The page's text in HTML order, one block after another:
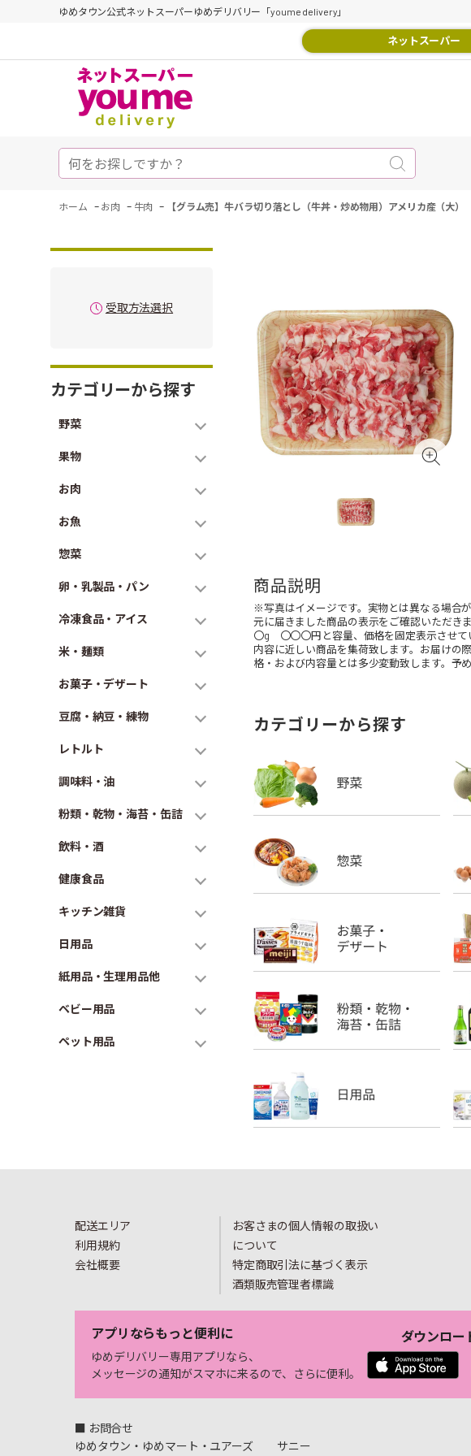
ゆめタウン公式ネットスーパーゆめデリバリー「youme delivery」
ネットスーパー
ホーム - お肉 - 牛肉 - 【グラム売】牛バラ切り落とし（牛丼・炒め物用）アメリカ産（大
受取方法選択
カテゴリーから探す
野菜
果物
お肉
お魚
惣菜
卵・乳製品・パン
冷凍食品・アイス
米・麺類
お菓子・デザート
豆腐・納豆・練物
レトルト
調味料・油
粉類・乾物・海苔・缶詰
飲料・酒
健康食品
キッチン雑貨
日用品
紙用品・生理用品他
ベビー用品
ペット用品
商品説明
※写真はイメージです。実物とは異なる場合
元に届きました商品の表示をご確認いただき
〇g 〇〇〇円と容量、価格を固定表示させて
内容に近しい商品を集荷致します。お届けの
格・および内容量とは多少変動致します。予
カテゴリーから探す
配送エリア
利用規約
会社概要
お客さまの個人情報の取扱い
について
特定商取引法に基づく表示
酒類販売管理者標識
アプリならもっと便利に
ゆめデリバリー専用アプリなら、
メッセージの通知がスマホに来るので、さらに便利。
ダウンロー
■ お問合せ
ゆめタウン・ゆめマート・ユアーズ
サニー